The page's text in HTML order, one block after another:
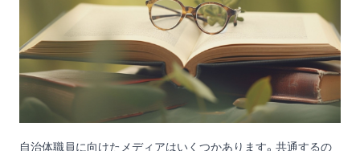
自治体職員に向けたメディアはいくつかあります。共通するの